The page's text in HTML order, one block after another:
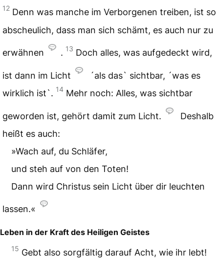
12 Denn was manche im Verborgenen treiben, ist so
abscheulich, dass man sich schämt, es auch nur zu
erwähnen . 13 Doch alles, was aufgedeckt wird,
ist dann im Licht
´als das` sichtbar, ´was es
wirklich ist`. 14 Mehr noch: Alles, was sichtbar
geworden ist, gehört damit zum Licht.
Deshalb
heißt es auch:
»Wach auf, du Schläfer,
und steh auf von den Toten!
Dann wird Christus sein Licht über dir leuchten
lassen.«
Leben in der Kraft des Heiligen Geistes
15 Gebt also sorgfältig darauf Acht, wie ihr lebt!